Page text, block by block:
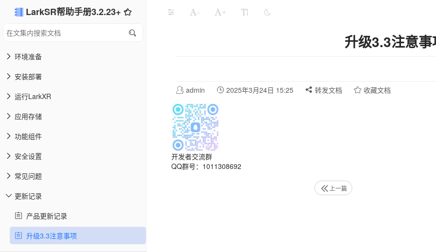
LarkSR帮助手册3.2.23+
环境准备
安装部署
运行LarkXR
应用存储
功能组件
安全设置
常见问题
更新记录
产品更新记录
升级3.3注意事项
- +
升级3.3注意事
admin 2025年3月24日 15:25 转发文档 收藏文档
开发者交流群
QQ群号：1011308692
上一篇